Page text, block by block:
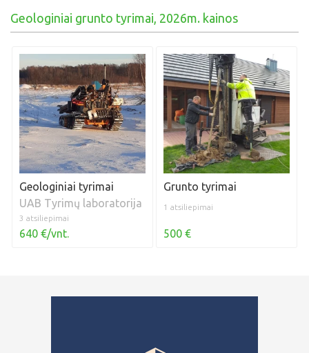
Geologiniai grunto tyrimai, 2026m. kainos
Geologiniai tyrimai
UAB Tyrimų laboratorija
3 atsiliepimai
640 €/vnt.
Grunto tyrimai
1 atsiliepimai
500 €